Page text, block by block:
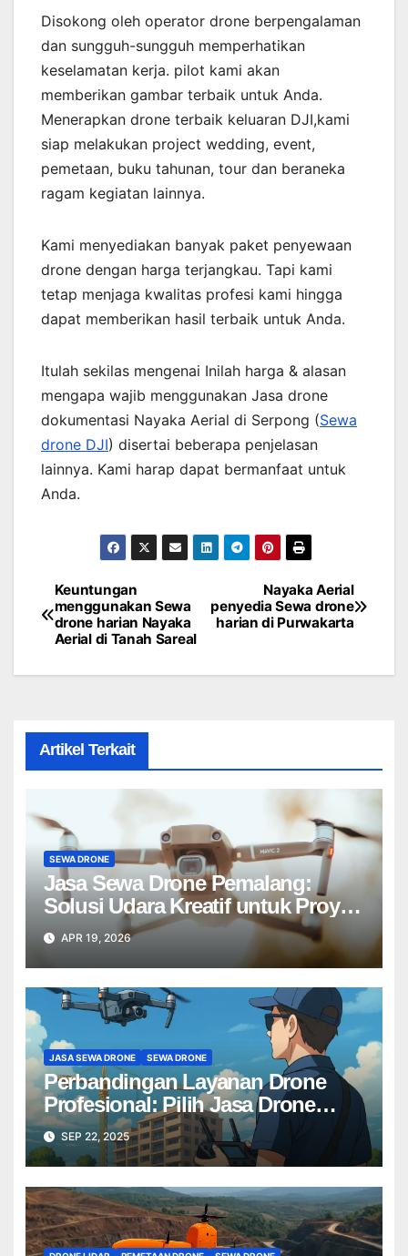
Disokong oleh operator drone berpengalaman
dan sungguh-sungguh memperhatikan
keselamatan kerja. pilot kami akan
memberikan gambar terbaik untuk Anda.
Menerapkan drone terbaik keluaran DJI,kami
siap melakukan project wedding, event,
pemetaan, buku tahunan, tour dan beraneka
ragam kegiatan lainnya.
Kami menyediakan banyak paket penyewaan
drone dengan harga terjangkau. Tapi kami
tetap menjaga kwalitas profesi kami hingga
dapat memberikan hasil terbaik untuk Anda.
Itulah sekilas mengenai Inilah harga & alasan
mengapa wajib menggunakan Jasa drone
dokumentasi Nayaka Aerial di Serpong (Sewa
drone DJI) disertai beberapa penjelasan
lainnya. Kami harap dapat bermanfaat untuk
Anda.
Post
navigation
Nayaka Aerial
penyedia Sewa drone
harian di Purwakarta
Keuntungan
menggunakan Sewa
drone harian Nayaka
Aerial di Tanah Sareal
Artikel Terkait
SEWA DRONE
Jasa Sewa Drone Pemalang:
Solusi Udara Kreatif untuk Proyek
Anda Tanpa Batas】
APR 19, 2026
JASA SEWA DRONE SEWA DRONE
Perbandingan Layanan Drone
Profesional: Pilih Jasa Drone
Terbaik untuk Proyek Anda
SEP 22, 2025